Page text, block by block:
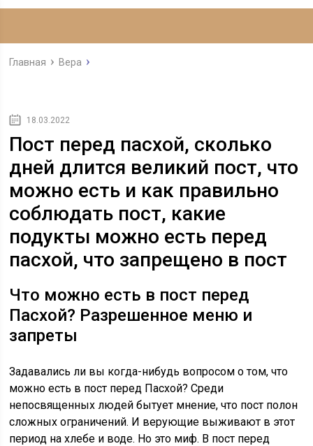
Главная Вера
18.03.2022
Пост перед пасхой, сколько
дней длится великий пост, что
можно есть и как правильно
соблюдать пост, какие
подукты можно есть перед
пасхой, что запрещено в пост
Что можно есть в пост перед
Пасхой? Разрешенное меню и
запреты
Задавались ли вы когда-нибудь вопросом о том, что
можно есть в пост перед Пасхой? Среди
непосвященных людей бытует мнение, что пост полон
сложных ограничений. И верующие выживают в этот
период на хлебе и воде. Но это миф. В пост перед